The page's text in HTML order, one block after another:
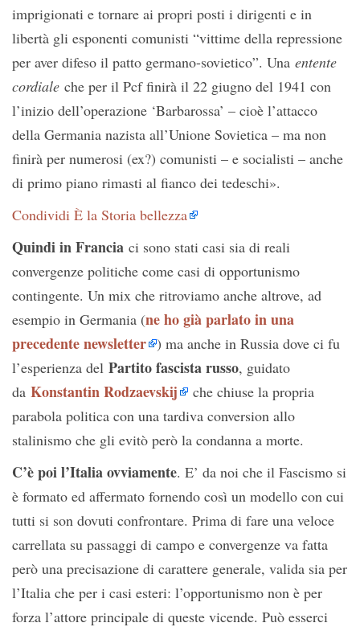
imprigionati e tornare ai propri posti i dirigenti e in
libertà gli esponenti comunisti “vittime della repressione
per aver difeso il patto germano-sovietico”. Una entente
cordiale che per il Pcf finirà il 22 giugno del 1941 con
l’inizio dell’operazione ‘Barbarossa’ – cioè l’attacco
della Germania nazista all’Unione Sovietica – ma non
finirà per numerosi (ex?) comunisti – e socialisti – anche
di primo piano rimasti al fianco dei tedeschi».
Condividi È la Storia bellezza
Quindi in Francia ci sono stati casi sia di reali
convergenze politiche come casi di opportunismo
contingente. Un mix che ritroviamo anche altrove, ad
esempio in Germania (ne ho già parlato in una
precedente newsletter ) ma anche in Russia dove ci fu
l’esperienza del Partito fascista russo, guidato
da Konstantin Rodzaevskij
che chiuse la propria
parabola politica con una tardiva conversion allo
stalinismo che gli evitò però la condanna a morte.
C’è poi l’Italia ovviamente. E’ da noi che il Fascismo si
è formato ed affermato fornendo così un modello con cui
tutti si son dovuti confrontare. Prima di fare una veloce
carrellata su passaggi di campo e convergenze va fatta
però una precisazione di carattere generale, valida sia per
l’Italia che per i casi esteri: l’opportunismo non è per
forza l’attore principale di queste vicende. Può esserci